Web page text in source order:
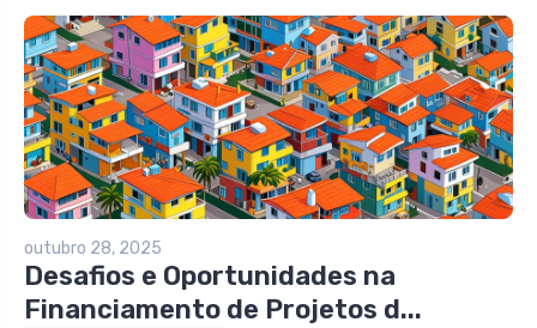
outubro 28, 2025
Desafios e Oportunidades na
Financiamento de Projetos d...